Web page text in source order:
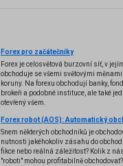
Forex pro začátečníky
Forex je celosvětová burzovní síť, v
obchoduje se všemi světovými
koruny. Na forexu obchodují banky,
brokeři a podobné instituce, ale také
otevřený všem.
Snem některých obchodníků je
nutnosti jakéhokoliv zásahu do
fikce nebo reálná záležitost? Kolik z
"roboti" mohou profitabilně